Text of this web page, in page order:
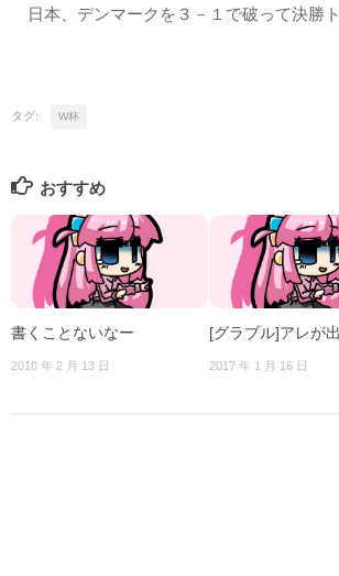
日本、デンマークを３－１で破って決勝
タグ: W杯
おすすめ
書くことないなー
2010 年 2 月 13 日
[グラブル]アレが
2017 年 1 月 16 日